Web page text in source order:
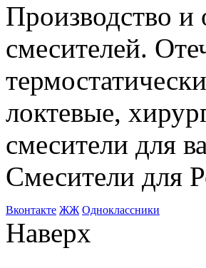
Производство и
смесителей.
локтевые,
смесители для
Смесители для
Bконтакте ЖЖ Одноклассники
Наверх